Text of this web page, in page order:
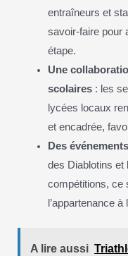
entraîneurs et
savoir-faire pour
étape.
Une
scolaires : les
lycées locaux
et encadrée,
Des
des Diablotins et
compétitions, ce
l’appartenance
A lire aussi